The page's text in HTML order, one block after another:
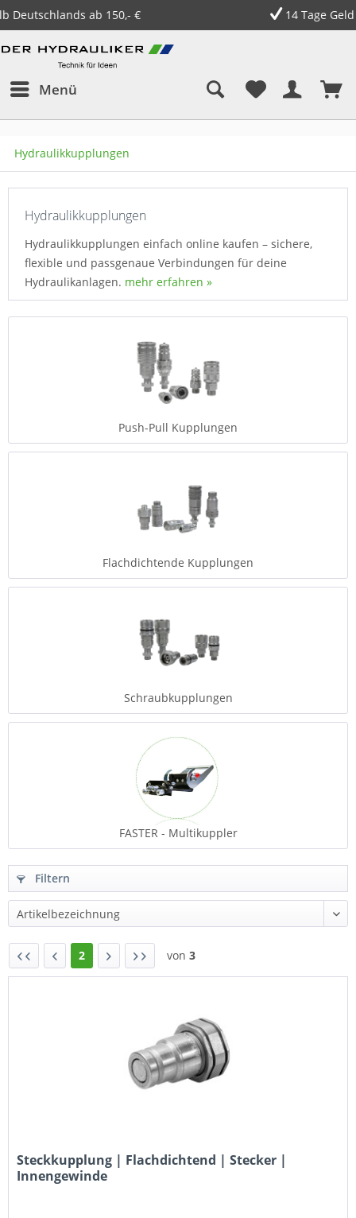
14 Tage Geld zurück Garantie
Menü
Hydraulikkupplungen
Hydraulikkupplungen
Hydraulikkupplungen einfach online kaufen – sichere,
flexible und passgenaue Verbindungen für deine
Hydraulikanlagen. mehr erfahren »
Push-Pull Kupplungen
Flachdichtende Kupplungen
Schraubkupplungen
FASTER - Multikuppler
Filtern
2 von 3
Steckkupplung | Flachdichtend | Stecker |
Innengewinde